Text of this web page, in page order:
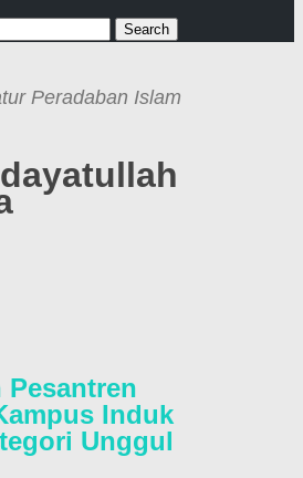
Peradaban Islam
Pesantren
Induk
Unggul